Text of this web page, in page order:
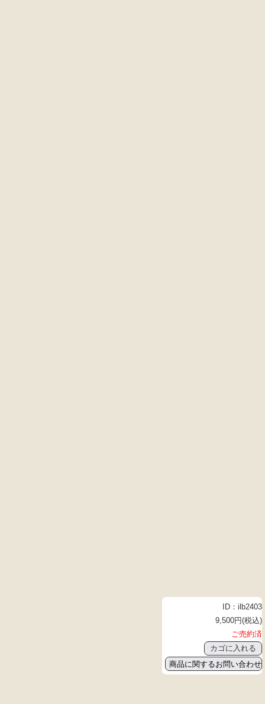
ID：ilb2403
9,500円(税込)
ご売約済
商品に関するお問い合わせ